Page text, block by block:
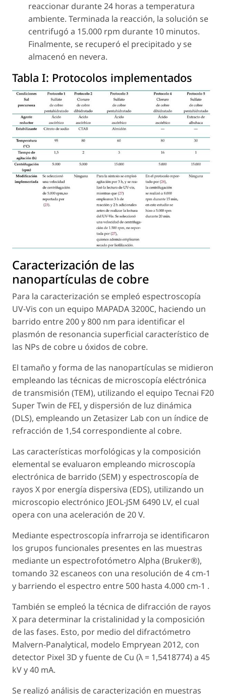
reaccionar durante 24 horas a temperatura
ambiente. Terminada la reacción, la solución se
centrifugó a 15.000 rpm durante 10 minutos.
Finalmente, se recuperó el precipitado y se
almacenó en nevera.
Tabla I: Protocolos implementados
Caracterización de las
nanopartículas de cobre
Para la caracterización se empleó espectroscopía
UV-Vis con un equipo MAPADA 3200C, haciendo un
barrido entre 200 y 800 nm para identificar el
plasmón de resonancia superficial característico de
las NPs de cobre u óxidos de cobre.
El tamaño y forma de las nanopartículas se midieron
empleando las técnicas de microscopía eléctrónica
de transmisión (TEM), utilizando el equipo Tecnai F20
Super Twin de FEI, y dispersión de luz dinámica
(DLS), empleando un Zetasizer Lab con un índice de
refracción de 1,54 correspondiente al cobre.
Las características morfológicas y la composición
elemental se evaluaron empleando microscopía
electrónica de barrido (SEM) y espectroscopía de
rayos X por energía dispersiva (EDS), utilizando un
microscopio electrónico JEOL-JSM 6490 LV, el cual
opera con una aceleración de 20 V.
Mediante espectroscopía infrarroja se identificaron
los grupos funcionales presentes en las muestras
mediante un espectrofotómetro Alpha (Bruker®),
tomando 32 escaneos con una resolución de 4 cm−1
y barriendo el espectro entre 500 hasta 4.000 cm−1 .
También se empleó la técnica de difracción de rayos
X para determinar la cristalinidad y la composición
de las fases. Esto, por medio del difractómetro
Malvern-Panalytical, modelo Empryean 2012, con
detector Pixel 3D y fuente de Cu (λ = 1,5418774) a 45
kV y 40 mA.
Se realizó análisis de caracterización en muestras